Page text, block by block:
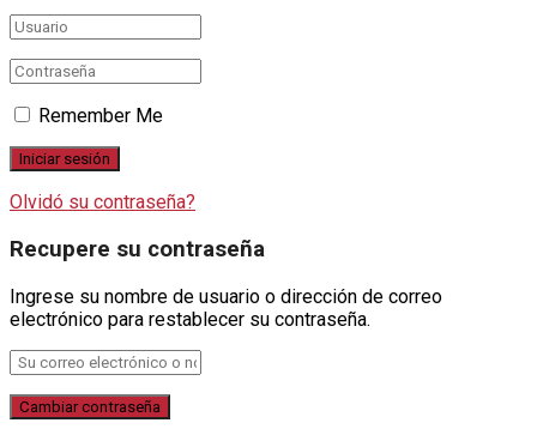
Remember Me
Olvidó su contraseña?
Recupere su contraseña
Ingrese su nombre de usuario o dirección de correo
electrónico para restablecer su contraseña.